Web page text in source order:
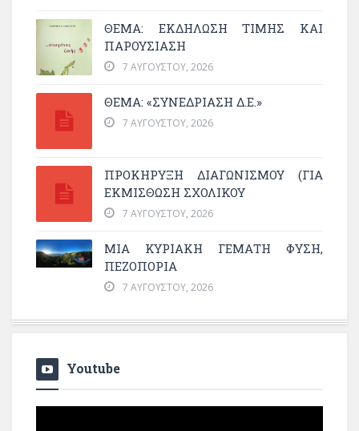
ΘΈΜΑ: ΕΚΔΉΛΩΣΗ ΤΙΜΉΣ ΚΑΙ
ΠΑΡΟΥΣΊΑΣΗ
7 ΑΥΓΟΎΣΤΟΥ, 2026
ΘΕΜΑ: «ΣΥΝΕΔΡΊΑΣΗ Δ.Ε.»
7 ΑΥΓΟΎΣΤΟΥ, 2026
ΠΡΟΚΗΡΥΞΗ ΔΙΑΓΩΝΙΣΜΟΥ (ΓΙΑ
ΕΚΜΊΣΘΩΣΗ ΣΧΟΛΙΚΟΎ
7 ΑΥΓΟΎΣΤΟΥ, 2026
ΜΙΑ ΚΥΡΙΑΚΉ ΓΕΜΆΤΗ ΦΎΣΗ,
ΠΕΖΟΠΟΡΊΑ
7 ΑΥΓΟΎΣΤΟΥ, 2026
Youtube